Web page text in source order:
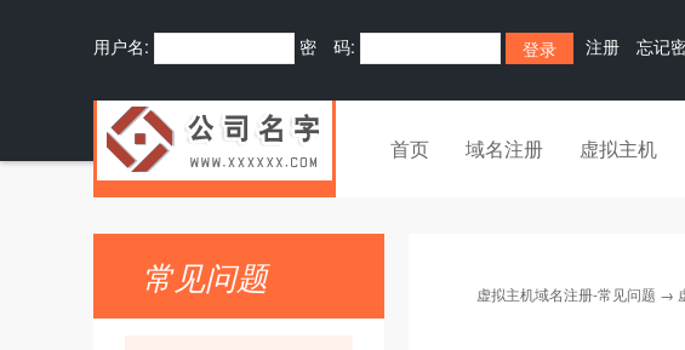
用户名: 密 码: 注册 忘记
首页 域名注册 虚拟主机
常见问题 虚拟主机域名注册-常见问题 →